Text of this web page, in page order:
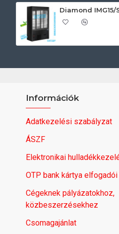
Információk
Adatkezelési szabályzat
ÁSZF
Elektronikai
OTP bank kártya
Cégeknek pályázatokhoz,
közbeszerzésekhez
Csomagajánlat